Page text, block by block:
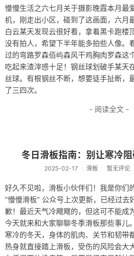
音乐
转
工具
限免
买买买
淘宝店
薅羊毛
滑板
技术
服务器
新闻
慢慢生活之六七月关于摄影晚霞本月最
机，刚走出小区，碰到了这画面，六月
白云某天发现云很好看，拿着黑卡跑楼
没有拍人，希望下半年能多拍些人像。
过的弯路罗森佰屿森风干鸡胸肉罗森这
吃起来渣滓感十足！钢丝球划破手某天
丝球。有根钢丝不断，想要徒手扯断，
了三四次。
- 阅读全文 -
冬日滑板指南：别让寒冷
2025-02-17 滑板 暂无评论
好久不见啦，滑板小伙伴们！我是你们
“慢慢滑板” 公众号上次更新，已经过去
歉！最近天气冷飕飕的，但这可不能成
今天就来和大家聊聊冬季滑板那些事儿
寒冷的冬天，身体的肌肉、关节和韧带
热身就直接踏上滑板，受伤的风险会大